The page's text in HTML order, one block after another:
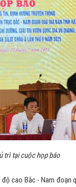
trì tại cuộc họp báo
cao Bắc - Nam đoạn